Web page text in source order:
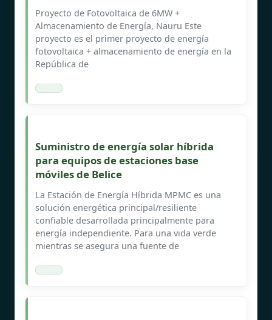
Proyecto de Fotovoltaica de 6MW +
Almacenamiento de Energía, Nauru Este
proyecto es el primer proyecto de energía
fotovoltaica + almacenamiento de energía en la
República de
Suministro de energía solar híbrida
para equipos de estaciones base
móviles de Belice
La Estación de Energía Híbrida MPMC es una
solución energética principal/resiliente
confiable desarrollada principalmente para
energía independiente. Para una vida verde
mientras se asegura una fuente de